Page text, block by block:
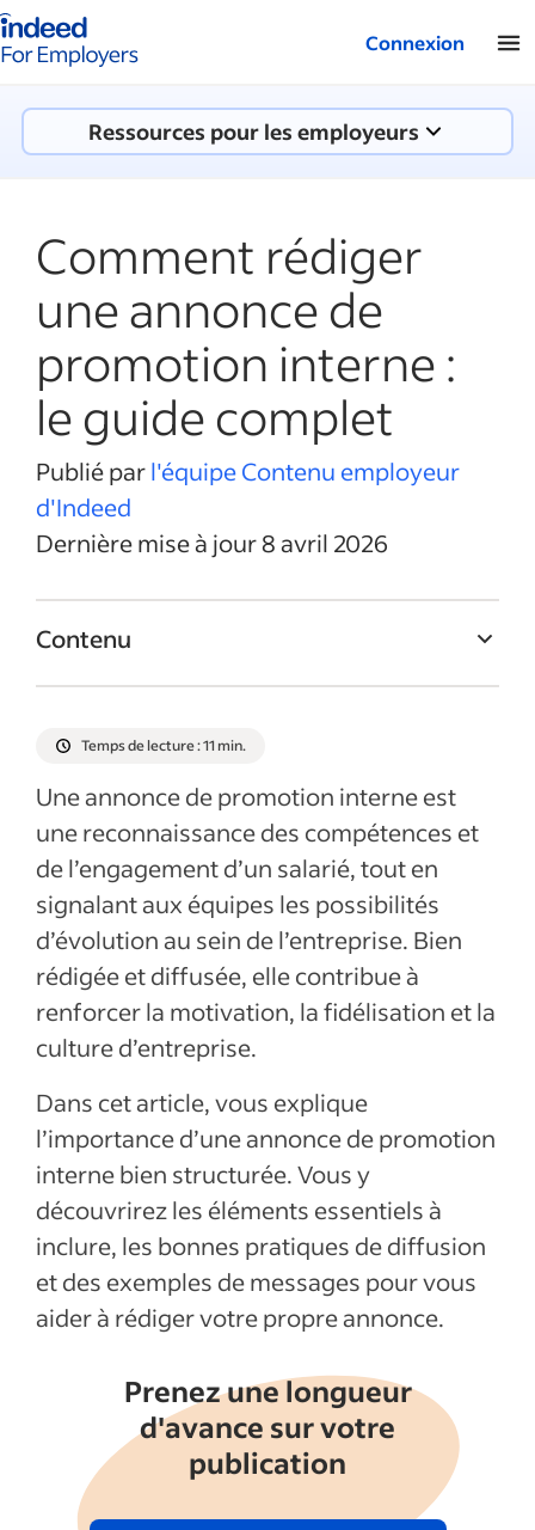
Indeed - Entreprises
Connexion
Ressources pour les employeurs
Comment rédiger
une annonce de
promotion interne :
le guide complet
Publié parl'équipe Contenu employeur
d'Indeed
Dernière mise à jour 8 avril 2026
Contenu
interne ?
?
Que doit contenir une annonce de
promotion interne ?
Bonnes pratiques pour rédiger une
annonce de promotion interne
Exemples d’annonces de promotion
interne
Les 3 erreurs à éviter lors de l’annonce
d’une promotion interne
Articles récents
Afficher plus
Temps de lecture : 11 min.
Une annonce de promotion interne est
une reconnaissance des compétences et
de l’engagement d’un salarié, tout en
signalant aux équipes les possibilités
d’évolution au sein de l’entreprise. Bien
rédigée et diffusée, elle contribue à
renforcer la motivation, la fidélisation et la
culture d’entreprise.
Dans cet article, vous explique
l’importance d’une annonce de promotion
interne bien structurée. Vous y
découvrirez les éléments essentiels à
inclure, les bonnes pratiques de diffusion
et des exemples de messages pour vous
aider à rédiger votre propre annonce.
Prenez une longueur
d'avance sur votre
publication